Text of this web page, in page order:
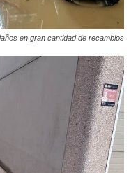
en gran cantidad de recambios